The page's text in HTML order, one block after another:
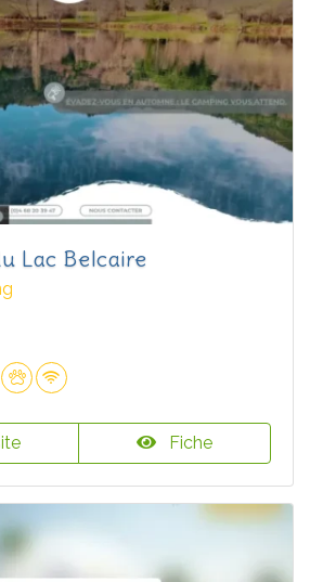
Lac Belcaire
Fiche